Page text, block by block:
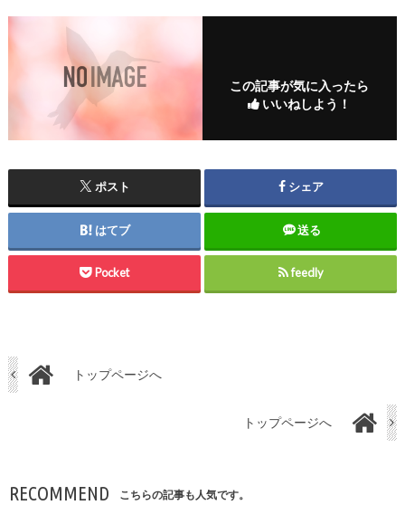
この記事が気に入ったら
いいねしよう！
ポスト シェア
はてブ 送る
Pocket feedly
トップページへ
トップページへ
RECOMMEND こちらの記事も人気です。